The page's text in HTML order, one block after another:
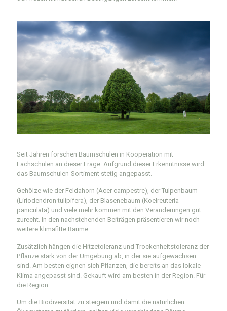
Seit Jahren forschen Baumschulen in Kooperation mit
Fachschulen an dieser Frage. Aufgrund dieser Erkenntnisse wird
das Baumschulen-Sortiment stetig angepasst.
Gehölze wie der Feldahorn (Acer campestre), der Tulpenbaum
(Liriodendron tulipifera), der Blasenebaum (Koelreuteria
paniculata) und viele mehr kommen mit den Veränderungen gut
zurecht. In den nachstehenden Beiträgen präsentieren wir noch
weitere klimafitte Bäume.
Zusätzlich hängen die Hitzetoleranz und Trockenheitstoleranz der
Pflanze stark von der Umgebung ab, in der sie aufgewachsen
sind. Am besten eignen sich Pflanzen, die bereits an das lokale
Klima angepasst sind. Gekauft wird am besten in der Region. Für
die Region.
Um die Biodiversität zu steigern und damit die natürlichen